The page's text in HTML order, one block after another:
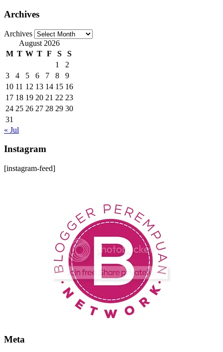
Archives
Archives
August 2026
M T W T F S
S
1
2
3
4 5 6 7 8
9
10 11 12 13 14 15 16
17 18 19 20 21 22 23
24 25 26 27 28 29 30
31
« Jul
Instagram
[instagram-feed]
Meta